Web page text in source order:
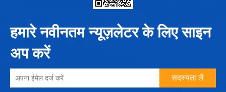
हमारे नवीनतम न्यूज़लेटर के लिए साइन
अप करें
सदस्यता लें